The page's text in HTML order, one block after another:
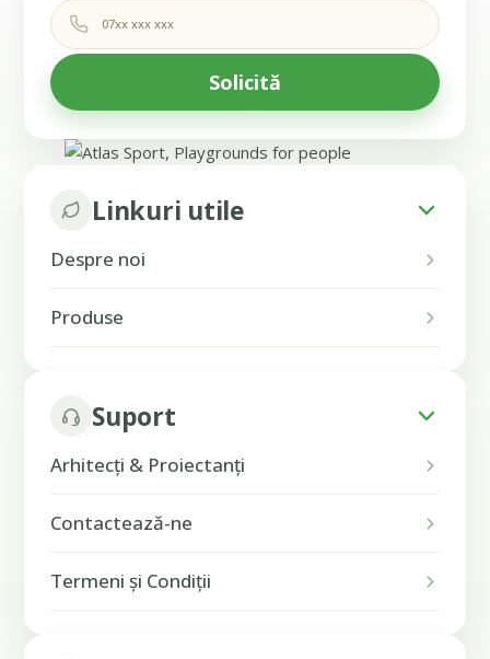
Linkuri utile
Despre noi
Produse
Suport
Arhitecți & Proiectanți
Contactează-ne
Termeni și Condiții